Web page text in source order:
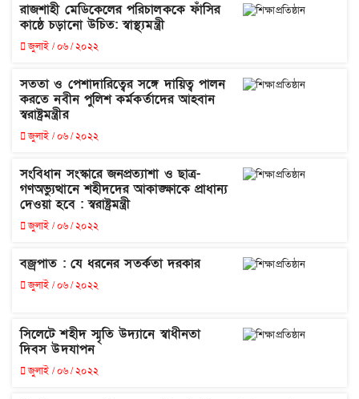
রাজশাহী মেডিকেলের পরিচালককে ফাঁসির
কাষ্ঠে চড়ানো উচিত: স্বাস্থ্যমন্ত্রী
জুলাই / ০৬ / ২০২২
সততা ও পেশাদারিত্বের সঙ্গে দায়িত্ব পালন
করতে নবীন পুলিশ কর্মকর্তাদের আহবান
স্বরাষ্ট্রমন্ত্রীর
জুলাই / ০৬ / ২০২২
সংবিধান সংস্কারে জনপ্রত্যাশা ও ছাত্র-
গণঅভ্যুত্থানে শহীদদের আকাঙ্ক্ষাকে প্রাধান্য
দেওয়া হবে : স্বরাষ্ট্রমন্ত্রী
জুলাই / ০৬ / ২০২২
বজ্রপাত : যে ধরনের সতর্কতা দরকার
জুলাই / ০৬ / ২০২২
সিলেটে শহীদ স্মৃতি উদ্যানে স্বাধীনতা
দিবস উদযাপন
জুলাই / ০৬ / ২০২২